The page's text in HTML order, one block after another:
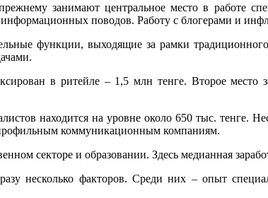
занимают центральное место в
поводов. Работу с блогерами и
функции, выходящие за рамки
в ритейле – 1,5 млн тенге. Второе
находится на уровне около 650 тыс. тенге.
коммуникационным компаниям.
секторе и образовании. Здесь медианная
несколько факторов. Среди них – опыт